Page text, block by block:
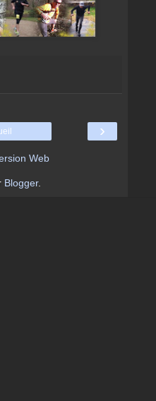
›
Web
Blogger.